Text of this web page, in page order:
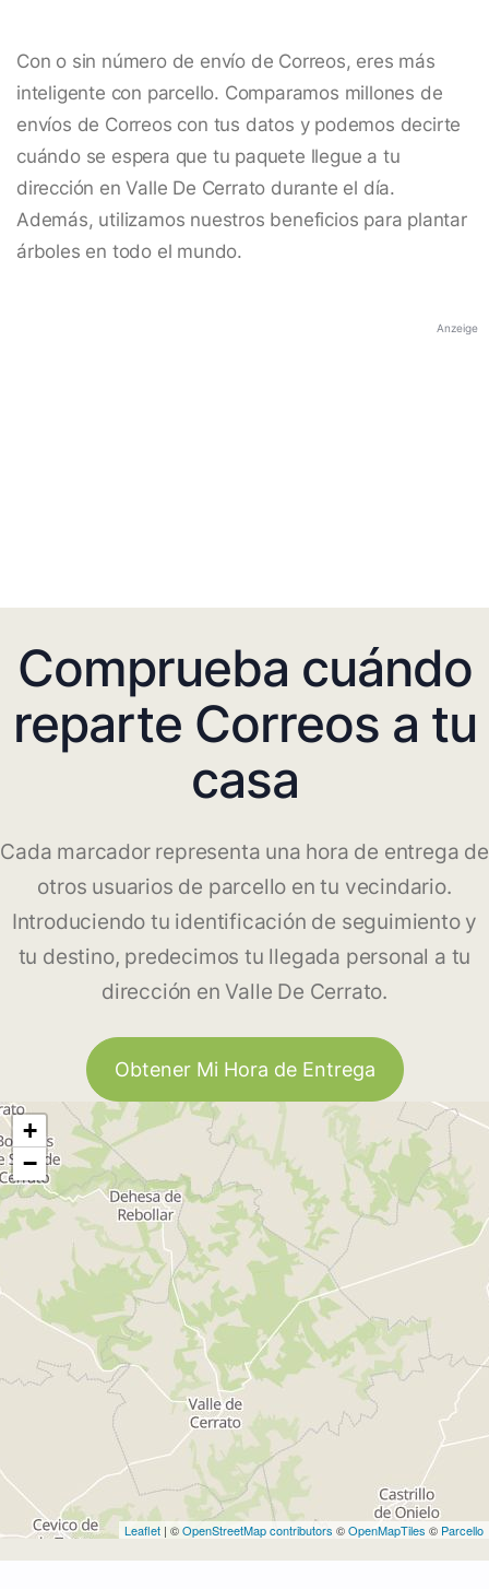
Con o sin número de envío de Correos, eres más
inteligente con parcello. Comparamos millones de
envíos de Correos con tus datos y podemos decirte
cuándo se espera que tu paquete llegue a tu
dirección en Valle De Cerrato durante el día.
Además, utilizamos nuestros beneficios para plantar
árboles en todo el mundo.
Anzeige
Comprueba cuándo
reparte Correos a tu
casa
Cada marcador representa una hora de entrega de
otros usuarios de parcello en tu vecindario.
Introduciendo tu identificación de seguimiento y
tu destino, predecimos tu llegada personal a tu
dirección en Valle De Cerrato.
Obtener Mi Hora de Entrega
+
−
Leaflet | ©OpenStreetMap contributors ©OpenMapTiles © Parcello